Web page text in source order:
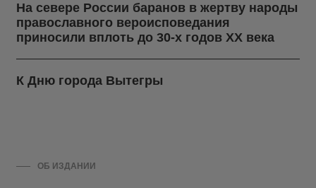
На севере России баранов в жертву народы
православного вероисповедания
приносили вплоть до 30-х годов ХХ века
К Дню города Вытегры
ОБ ИЗДАНИИ